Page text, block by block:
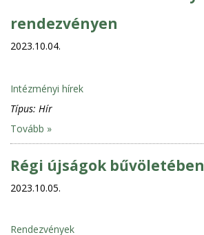
rendezvényen
2023.10.04.
Intézményi hírek
Típus: Hír
Tovább »
Régi újságok bűvöletében
2023.10.05.
Rendezvények